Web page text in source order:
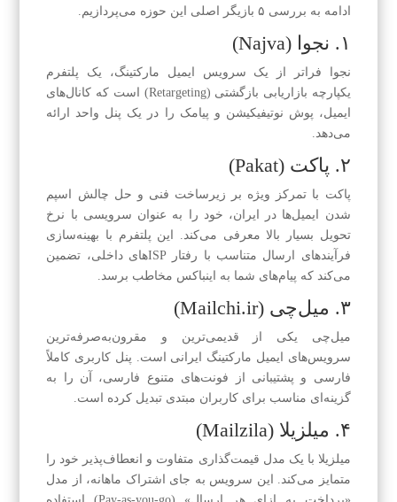
ادامه به بررسی ۵ بازیگر اصلی این حوزه می‌پردازیم.
۱. نجوا (Najva)
نجوا فراتر از یک سرویس ایمیل مارکتینگ، یک پلتفرم
یکپارچه بازاریابی بازگشتی (Retargeting) است که کانال‌های
ایمیل، پوش نوتیفیکیشن و پیامک را در یک پنل واحد ارائه
می‌دهد.
۲. پاکت (Pakat)
پاکت با تمرکز ویژه بر زیرساخت فنی و حل چالش اسپم
شدن ایمیل‌ها در ایران، خود را به عنوان سرویسی با نرخ
تحویل بسیار بالا معرفی می‌کند. این پلتفرم با بهینه‌سازی
فرآیندهای ارسال متناسب با رفتار ISPهای داخلی، تضمین
می‌کند که پیام‌های شما به اینباکس مخاطب برسد.
۳. میل‌چی (Mailchi.ir)
میل‌چی یکی از قدیمی‌ترین و مقرون‌به‌صرفه‌ترین
سرویس‌های ایمیل مارکتینگ ایرانی است. پنل کاربری کاملاً
فارسی و پشتیبانی از فونت‌های متنوع فارسی، آن را به
گزینه‌ای مناسب برای کاربران مبتدی تبدیل کرده است.
۴. میلزیلا (Mailzila)
میلزیلا با یک مدل قیمت‌گذاری متفاوت و انعطاف‌پذیر خود را
متمایز می‌کند. این سرویس به جای اشتراک ماهانه، از مدل